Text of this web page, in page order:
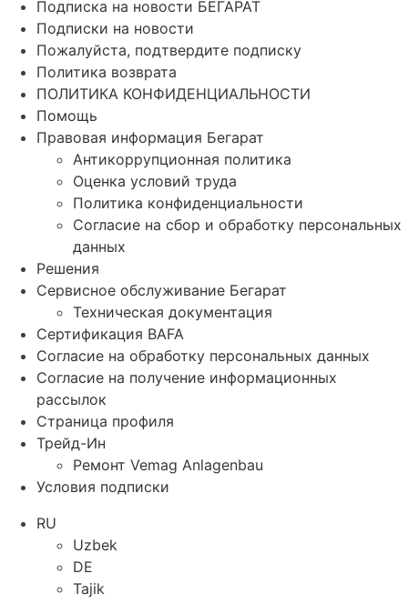
Подписка на новости БЕГАРАТ
Подписки на новости
Пожалуйста, подтвердите подписку
Политика возврата
ПОЛИТИКА КОНФИДЕНЦИАЛЬНОСТИ
Помощь
Правовая информация Бегарат
Антикоррупционная политика
Оценка условий труда
Политика конфиденциальности
Согласие на сбор и обработку персональных
данных
Решения
Сервисное обслуживание Бегарат
Техническая документация
Сертификация BAFA
Согласие на обработку персональных данных
Согласие на получение информационных
рассылок
Страница профиля
Трейд-Ин
Ремонт Vemag Anlagenbau
Условия подписки
RU
Uzbek
DE
Tajik